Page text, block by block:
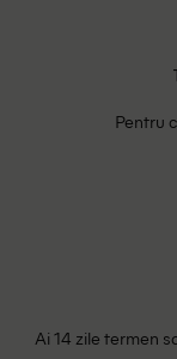
Pentru
Ai 14 zile termen